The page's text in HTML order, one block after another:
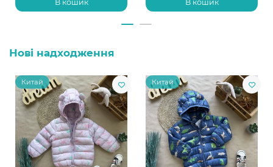
В кошик В кошик
Нові надходження
Китай Китай